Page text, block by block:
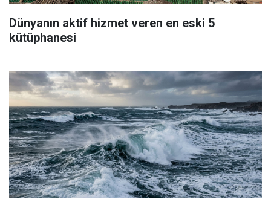
Dünyanın aktif hizmet veren en eski 5
kütüphanesi